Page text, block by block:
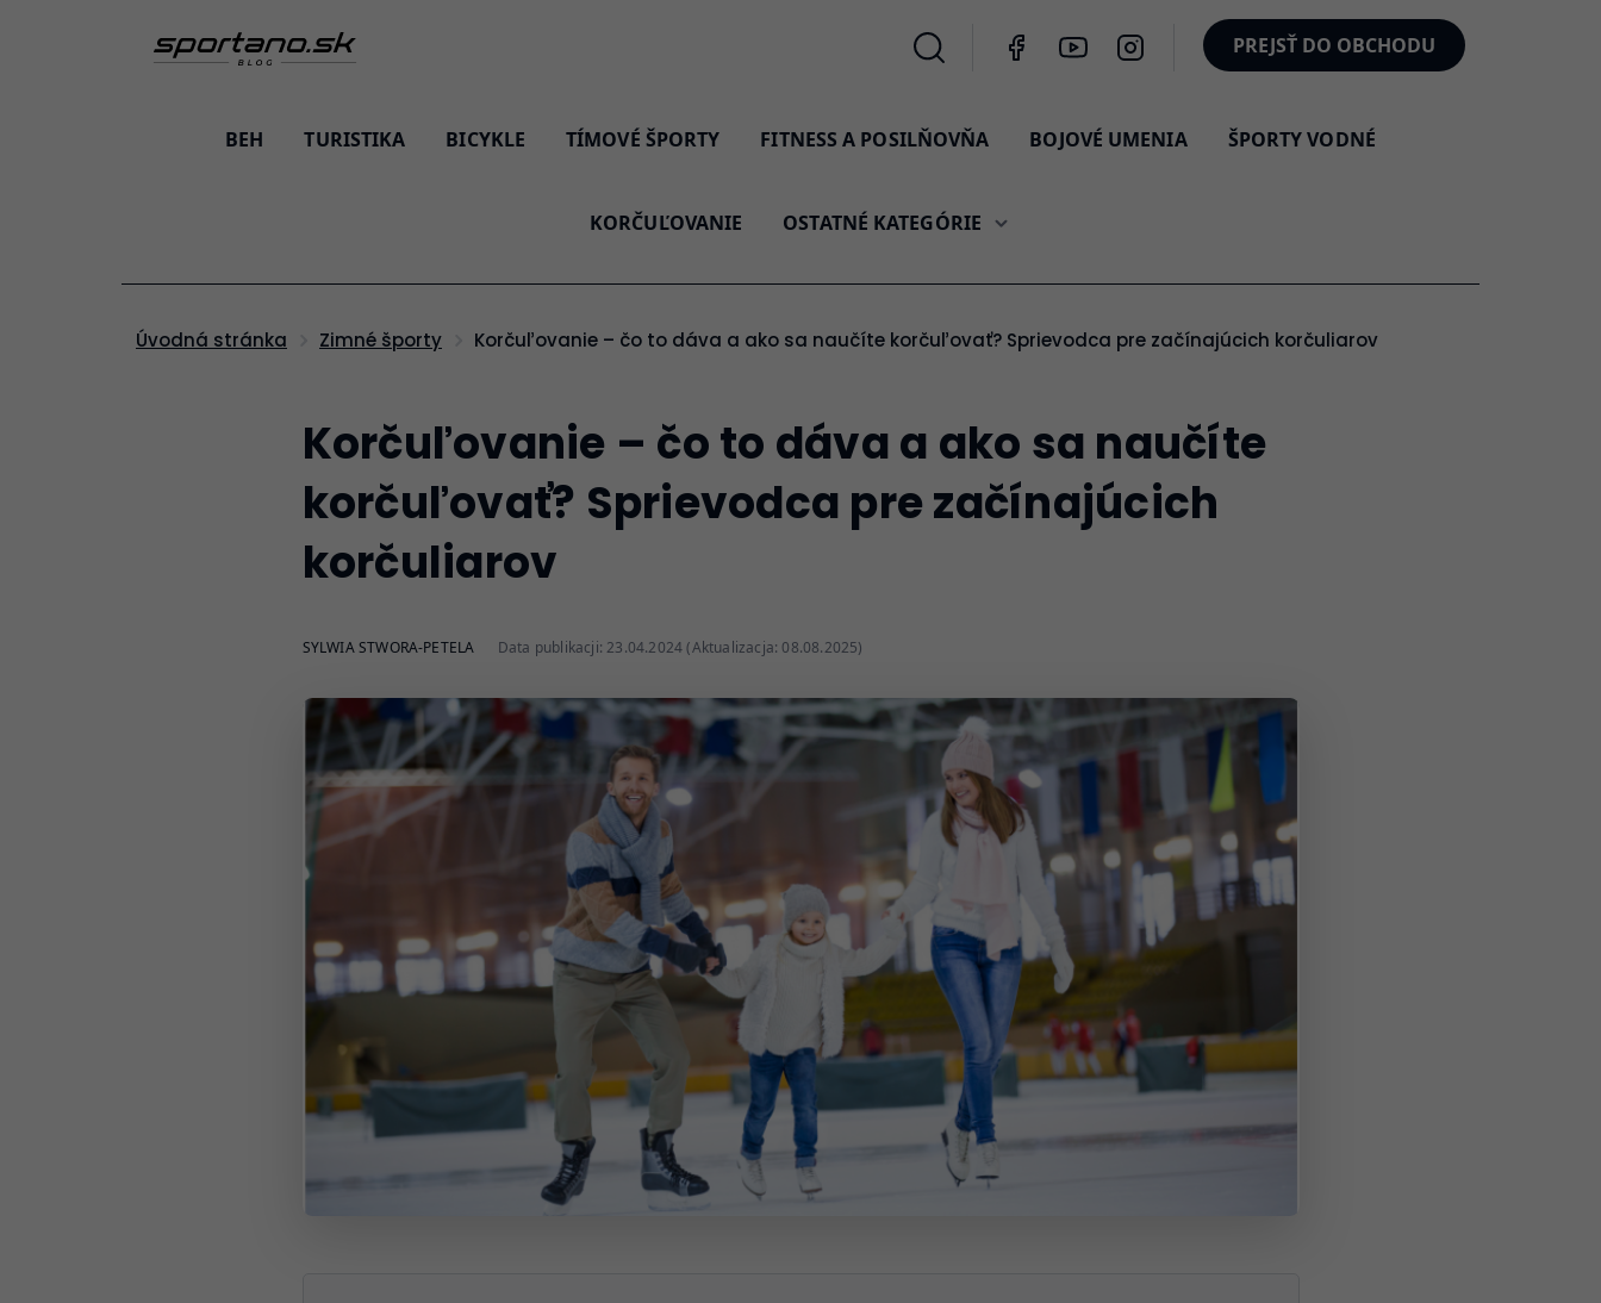
PREJSŤ DO OBCHODU
BEH TURISTIKA BICYKLE TÍMOVÉ ŠPORTY FITNESS A POSILŇOVŇA BOJOVÉ UMENIA ŠPORTY VODNÉ
KORČUĽOVANIE OSTATNÉ KATEGÓRIE
Úvodná stránka Zimné športy Korčuľovanie – čo to dáva a ako sa naučíte korčuľovať? Sprievodca pre začínajúcich korčuliarov
Korčuľovanie – čo to dáva a ako sa naučíte
korčuľovať? Sprievodca pre začínajúcich
korčuliarov
SYLWIA STWORA-PETELA Data publikacji: 23.04.2024 (Aktualizacja: 08.08.2025)